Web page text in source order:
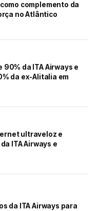
complemento da
no Atlântico
90% da ITA Airways e
da ex-Alitalia em
ultraveloz e
ITA Airways e
da ITA Airways para